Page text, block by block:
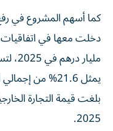
كما أسهم المشروع في
يمثل 21.6% من
2025.